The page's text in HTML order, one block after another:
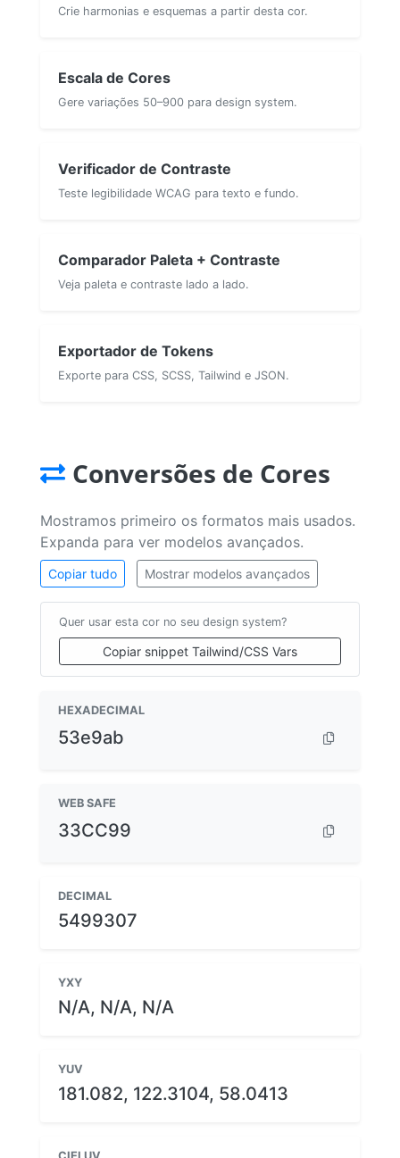
Crie harmonias e esquemas a partir desta cor.
Escala de Cores
Gere variações 50–900 para design system.
Verificador de Contraste
Teste legibilidade WCAG para texto e fundo.
Comparador Paleta + Contraste
Veja paleta e contraste lado a lado.
Exportador de Tokens
Exporte para CSS, SCSS, Tailwind e JSON.
Conversões de Cores
Mostramos primeiro os formatos mais usados.
Expanda para ver modelos avançados.
Copiar tudo Mostrar modelos avançados
Quer usar esta cor no seu design system?
Copiar snippet Tailwind/CSS Vars
HEXADECIMAL
53e9ab
WEB SAFE
33CC99
DECIMAL
5499307
YXY
N/A, N/A, N/A
YUV
181.082, 122.3104, 58.0413
CIELUV